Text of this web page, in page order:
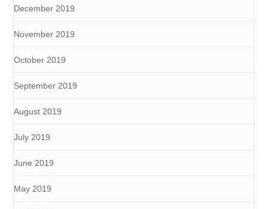
December 2019
November 2019
October 2019
September 2019
August 2019
July 2019
June 2019
May 2019